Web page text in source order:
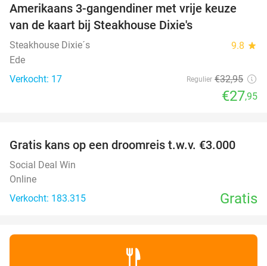
15%
TODAY
Amerikaans 3-gangendiner met vrije keuze
van de kaart bij Steakhouse Dixie's
Steakhouse Dixie´s 9.8 star
Ede
Verkocht: 17
Regulier €32,95
€27,95
Gratis kans op een droomreis t.w.v. €3.000
Social Deal Win
Online
Verkocht: 183.315
Gratis